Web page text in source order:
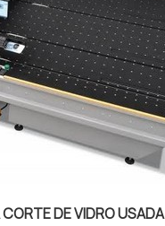
DE VIDRO USADA